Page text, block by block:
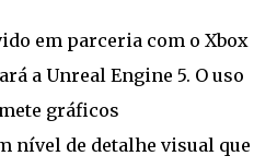
em parceria com o Xbox
a Unreal Engine 5. O uso
gráficos
nível de detalhe visual que